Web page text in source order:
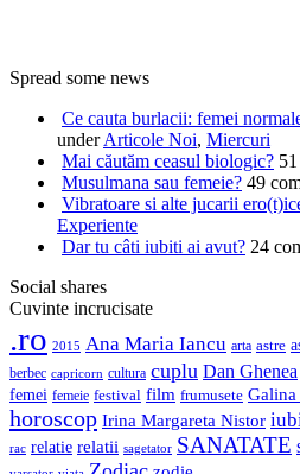
Spread some news
Ce cauta burlacii: femei
underArticole Noi, Miercuri
Mai căutăm ceasul biologic?
Musulmana sau femeie? 49
Vibratoare si alte jucarii
Experiente
Dar tu câti iubiti ai avut? 24
Social shares
Cuvinte incrucisate
.ro 2015 Ana Maria Iancu arta astre
berbec capricorn cultura cuplu Dan Ghenea
femei femeie festival film frumusete Galina
horoscop Irina Margareta Nistor
rac relatie relatii sagetator SANATATE